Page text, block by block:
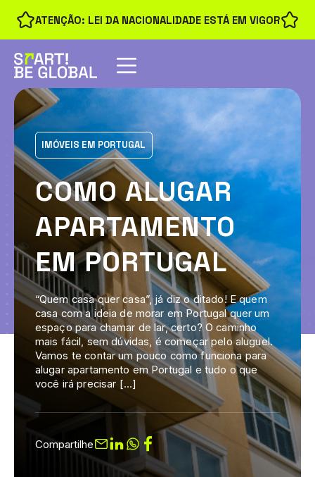
ATENÇÃO: LEI DA NACIONALIDADE ESTÁ EM VIGOR
IMÓVEIS EM PORTUGAL
COMO ALUGAR
APARTAMENTO
EM PORTUGAL
“Quem casa quer casa”, já diz o ditado! E quem
casa com a ideia de morar em Portugal quer um
espaço para chamar de lar, certo? O caminho
mais fácil, sem dúvidas, é começar pelo aluguel.
Vamos te contar um pouco como funciona para
alugar apartamento em Portugal e tudo o que
você irá precisar […]
Compartilhe